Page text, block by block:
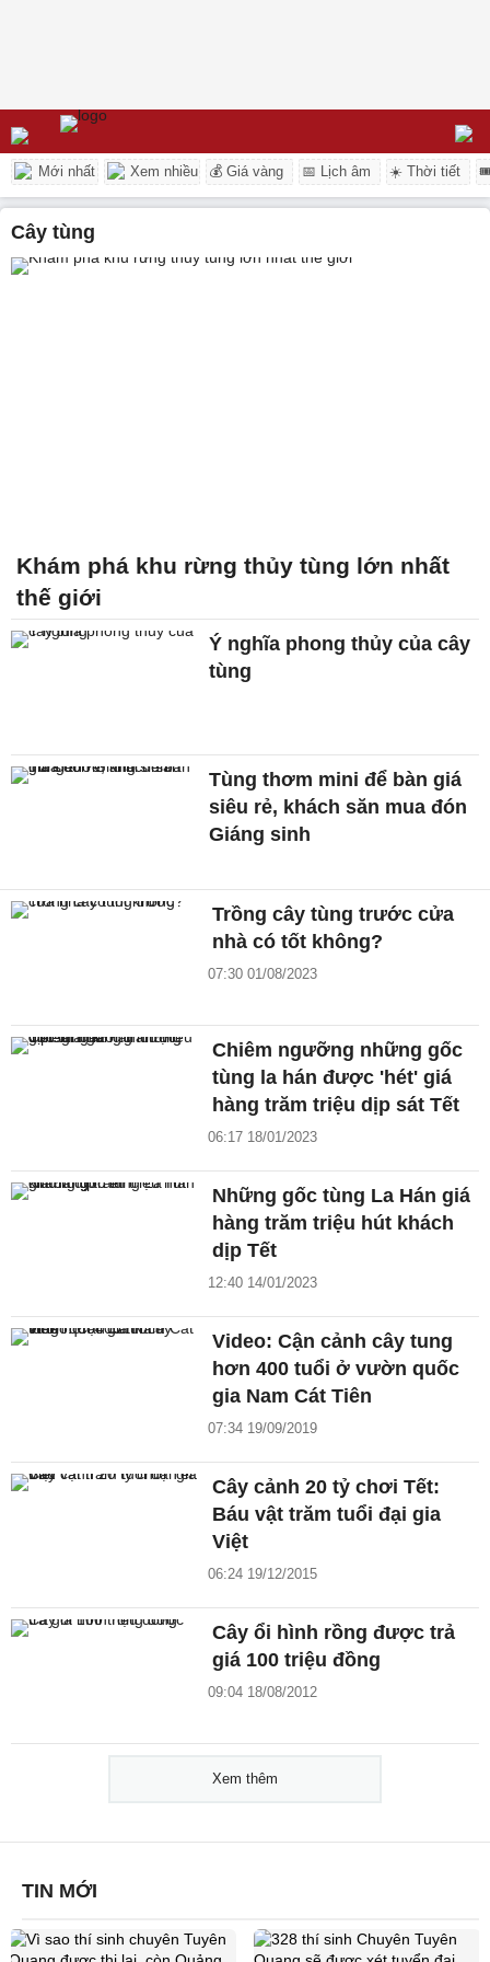
Mới nhất Xem nhiều 💰 Giá vàng 📅 Lịch âm ☀️ Thời tiết
cây tùng
Khám phá khu rừng thủy tùng lớn nhất
thế giới
Ý nghĩa phong thủy của cây
tùng
Tùng thơm mini để bàn giá
siêu rẻ, khách săn mua đón
Giáng sinh
Trồng cây tùng trước cửa
nhà có tốt không?
07:30 01/08/2023
Chiêm ngưỡng những gốc
tùng la hán được 'hét' giá
hàng trăm triệu dịp sát Tết
06:17 18/01/2023
Những gốc tùng La Hán giá
hàng trăm triệu hút khách
dịp Tết
12:40 14/01/2023
Video: Cận cảnh cây tung
hơn 400 tuổi ở vườn quốc
gia Nam Cát Tiên
07:34 19/09/2019
Cây cảnh 20 tỷ chơi Tết:
Báu vật trăm tuổi đại gia
Việt
06:24 19/12/2015
Cây ổi hình rồng được trả
giá 100 triệu đồng
09:04 18/08/2012
Xem thêm
TIN MỚI